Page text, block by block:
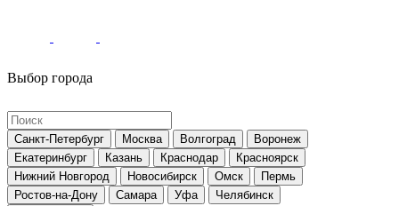
Выбор города
Санкт-Петербург Москва Волгоград
Воронеж
Екатеринбург
Казань Краснодар
Красноярск
Нижний Новгород
Новосибирск Омск
Пермь
Ростов-на-Дону
Самара Уфа
Челябинск